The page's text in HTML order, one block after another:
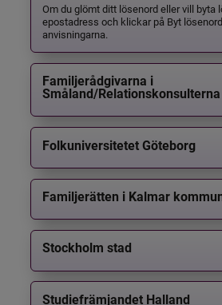
Om du glömt ditt lösenord eller vill byta
epostadress och klickar på Byt
anvisningarna.
Familjerådgivarna i
Småland/Relationskonsulterna
Folkuniversitetet Göteborg
Familjerätten i Kalmar
Stockholm stad
Studiefrämjandet Halland